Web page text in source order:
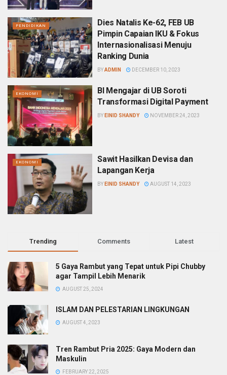
PENDIDIKAN
Dies Natalis Ke-62, FEB UB
Pimpin Capaian IKU & Fokus
Internasionalisasi Menuju
Ranking Dunia
BYADMIN DECEMBER 10, 2023
EKONOMI
BI Mengajar di UB Soroti
Transformasi Digital Payment
BY EINID SHANDY NOVEMBER 24, 2023
EKONOMI
Sawit Hasilkan Devisa dan
Lapangan Kerja
BY EINID SHANDY AUGUST 14, 2023
Trending Comments Latest
5 Gaya Rambut yang Tepat untuk Pipi Chubby
agar Tampil Lebih Menarik
AUGUST 25, 2024
ISLAM DAN PELESTARIAN LINGKUNGAN
AUGUST 4, 2023
Tren Rambut Pria 2025: Gaya Modern dan
Maskulin
FEBRUARY 22, 2025